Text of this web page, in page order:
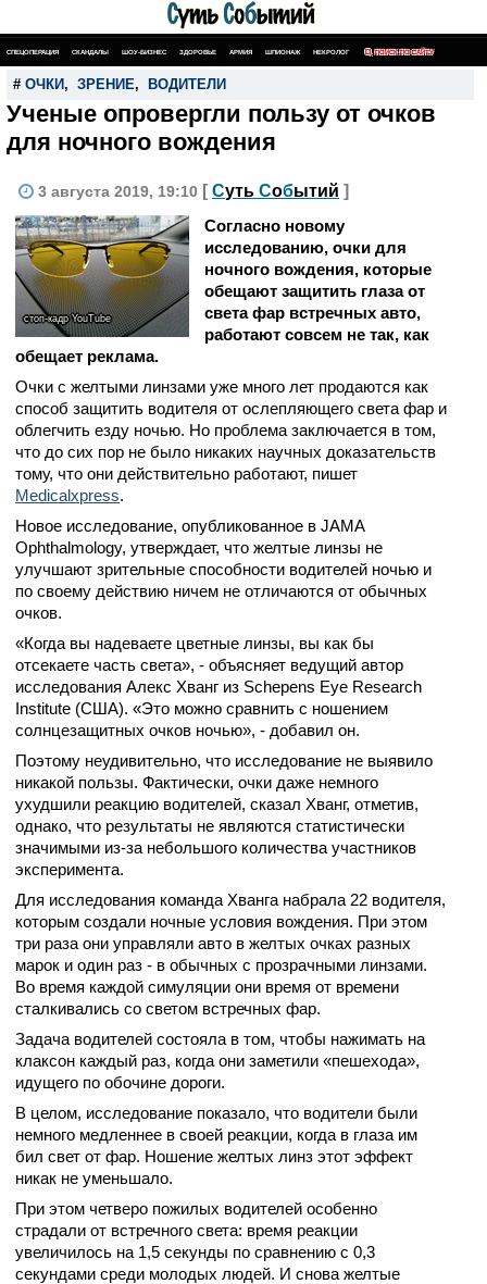
СПЕЦОПЕРАЦИЯ СКАНДАЛЫ ШОУ-БИЗНЕС ЗДОРОВЬЕ АРМИЯ ШПИОНАЖ НЕКРОЛОГ ПОИСК ПО САЙТУ
# ОЧКИ , ЗРЕНИЕ, ВОДИТЕЛИ
Ученые опровергли пользу от очков
для ночного вождения
3 августа 2019, 19:10 [ Суть Событий ]
стоп-кадр YouTube
Согласно новому
исследованию, очки для
ночного вождения, которые
обещают защитить глаза от
света фар встречных авто,
работают совсем не так, как
обещает реклама.
Очки с желтыми линзами уже много лет продаются как
способ защитить водителя от ослепляющего света фар и
облегчить езду ночью. Но проблема заключается в том,
что до сих пор не было никаких научных доказательств
тому, что они действительно работают, пишет
Medicalxpress.
Новое исследование, опубликованное в JAMA
Ophthalmology, утверждает, что желтые линзы не
улучшают зрительные способности водителей ночью и
по своему действию ничем не отличаются от обычных
очков.
«Когда вы надеваете цветные линзы, вы как бы
отсекаете часть света», - объясняет ведущий автор
исследования Алекс Хванг из Schepens Eye Research
Institute (США). «Это можно сравнить с ношением
солнцезащитных очков ночью», - добавил он.
Поэтому неудивительно, что исследование не выявило
никакой пользы. Фактически, очки даже немного
ухудшили реакцию водителей, сказал Хванг, отметив,
однако, что результаты не являются статистически
значимыми из-за небольшого количества участников
эксперимента.
Для исследования команда Хванга набрала 22 водителя,
которым создали ночные условия вождения. При этом
три раза они управляли авто в желтых очках разных
марок и один раз - в обычных с прозрачными линзами.
Во время каждой симуляции они время от времени
сталкивались со светом встречных фар.
Задача водителей состояла в том, чтобы нажимать на
клаксон каждый раз, когда они заметили «пешехода»,
идущего по обочине дороги.
В целом, исследование показало, что водители были
немного медленнее в своей реакции, когда в глаза им
бил свет от фар. Ношение желтых линз этот эффект
никак не уменьшало.
При этом четверо пожилых водителей особенно
страдали от встречного света: время реакции
увеличилось на 1,5 секунды по сравнению с 0,3
секундами среди молодых людей. И снова желтые